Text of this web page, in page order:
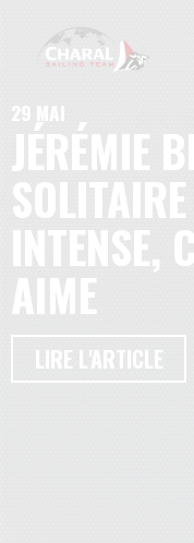
29 MAI
JÉRÉMIE
INTENSE,
AIME
LIRE L'ARTICLE